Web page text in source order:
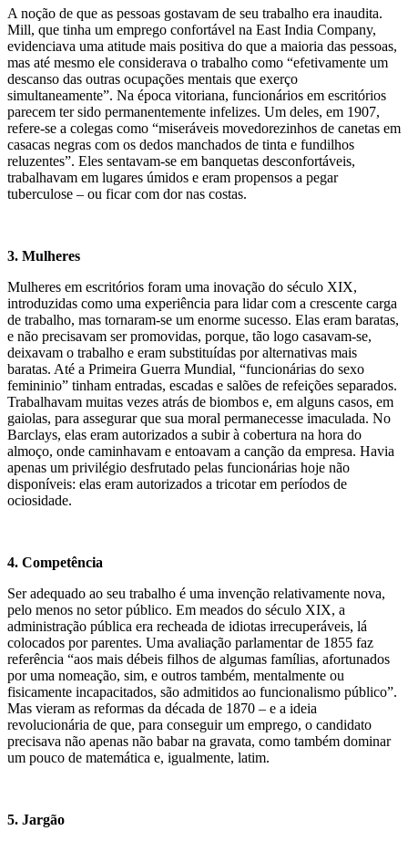
A noção de que as pessoas gostavam de seu trabalho era inaudita.
Mill, que tinha um emprego confortável na East India Company,
evidenciava uma atitude mais positiva do que a maioria das pessoas,
mas até mesmo ele considerava o trabalho como “efetivamente um
descanso das outras ocupações mentais que exerço
simultaneamente”. Na época vitoriana, funcionários em escritórios
parecem ter sido permanentemente infelizes. Um deles, em 1907,
refere-se a colegas como “miseráveis movedorezinhos de canetas em
casacas negras com os dedos manchados de tinta e fundilhos
reluzentes”. Eles sentavam-se em banquetas desconfortáveis,
trabalhavam em lugares úmidos e eram propensos a pegar
tuberculose – ou ficar com dor nas costas.
3. Mulheres
Mulheres em escritórios foram uma inovação do século XIX,
introduzidas como uma experiência para lidar com a crescente carga
de trabalho, mas tornaram-se um enorme sucesso. Elas eram baratas,
e não precisavam ser promovidas, porque, tão logo casavam-se,
deixavam o trabalho e eram substituídas por alternativas mais
baratas. Até a Primeira Guerra Mundial, “funcionárias do sexo
femininio” tinham entradas, escadas e salões de refeições separados.
Trabalhavam muitas vezes atrás de biombos e, em alguns casos, em
gaiolas, para assegurar que sua moral permanecesse imaculada. No
Barclays, elas eram autorizados a subir à cobertura na hora do
almoço, onde caminhavam e entoavam a canção da empresa. Havia
apenas um privilégio desfrutado pelas funcionárias hoje não
disponíveis: elas eram autorizados a tricotar em períodos de
ociosidade.
4. Competência
Ser adequado ao seu trabalho é uma invenção relativamente nova,
pelo menos no setor público. Em meados do século XIX, a
administração pública era recheada de idiotas irrecuperáveis, lá
colocados por parentes. Uma avaliação parlamentar de 1855 faz
referência “aos mais débeis filhos de algumas famílias, afortunados
por uma nomeação, sim, e outros também, mentalmente ou
fisicamente incapacitados, são admitidos ao funcionalismo público”.
Mas vieram as reformas da década de 1870 – e a ideia
revolucionária de que, para conseguir um emprego, o candidato
precisava não apenas não babar na gravata, como também dominar
um pouco de matemática e, igualmente, latim.
5. Jargão